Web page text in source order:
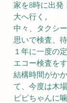
家を8時に出発
大へ行く。
中々、タクシ
思いで検査、待
１年に一度の
エコー検査をす
結構時間がか
て、今度は木場
ピピちゃんに